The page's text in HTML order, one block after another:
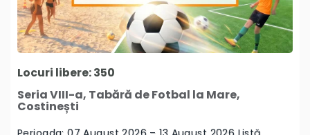
Locuri libere: 350
Seria VIII-a, Tabără de Fotbal la Mare,
Costinești